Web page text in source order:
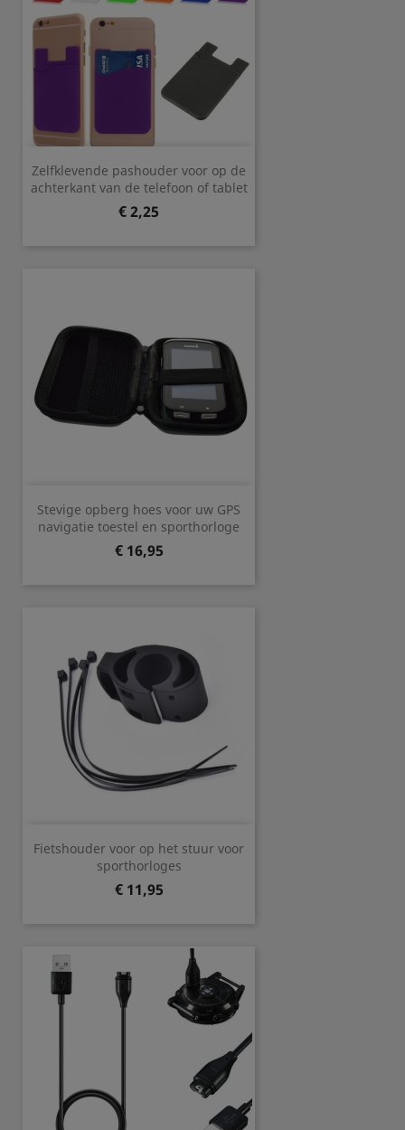
Zelfklevende pashouder voor op de
achterkant van de telefoon of tablet
Prijs
€ 2,25
Stevige opberg hoes voor uw GPS
navigatie toestel en sporthorloge
Prijs
€ 16,95
Fietshouder voor op het stuur voor
sporthorloges
Prijs
€ 11,95